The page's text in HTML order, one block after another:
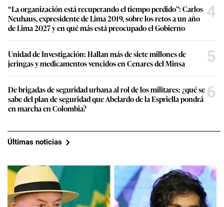
“La organización está recuperando el tiempo perdido”: Carlos
Neuhaus, expresidente de Lima 2019, sobre los retos a un año
de Lima 2027 y en qué más está preocupado el Gobierno
4
Unidad de Investigación: Hallan más de siete millones de
jeringas y medicamentos vencidos en Cenares del Minsa
5
De brigadas de seguridad urbana al rol de los militares: ¿qué se
sabe del plan de seguridad que Abelardo de la Espriella pondrá
en marcha en Colombia?
6
Últimas noticias